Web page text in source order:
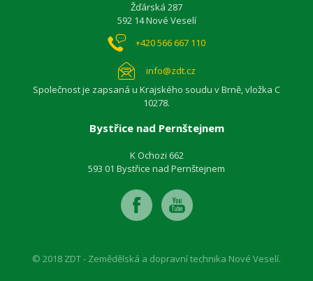
Žďárská 287
592 14 Nové Veselí
+420 566 667 110
info@zdt.cz
Společnost je zapsaná u Krajského soudu v Brně, vložka C
10278.
Bystřice nad Pernštejnem
K Ochozi 662
593 01 Bystřice nad Pernštejnem
© 2018 ZDT - Zemědělská a dopravní technika Nové Veselí.